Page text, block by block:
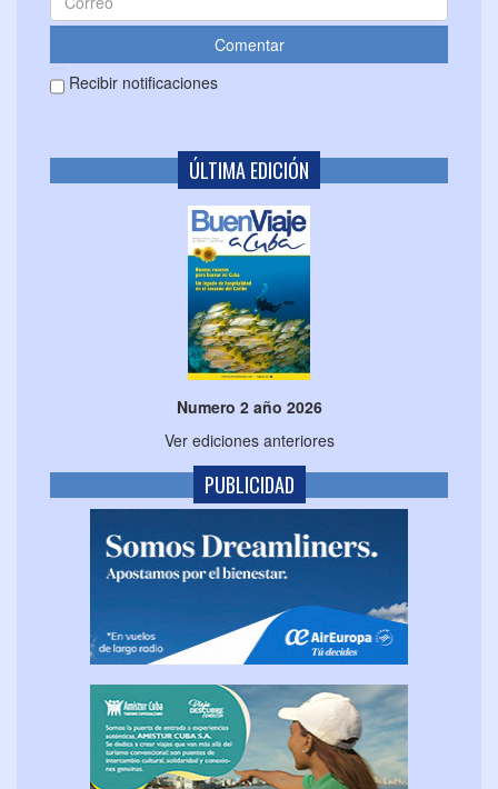
Me interesa un viaje turístico a Portugal, cómo puedo
comprarlo
El 9 de Septiembre de 2019 a las 11:20 Nathalie
comentó:
El 9 de Septiembre de 2019 a las 11:20 Nathalie
Me interesa saber el precio del paquete
El 8 de Septiembre de 2019 a las 15:26 Gladys Yeisis
Mejias González comentó:
Esperando respuesta
El 8 de Septiembre de 2019 a las 15:26 Gladys Yeisis
Mejias González comentó:
Me intereso por un paquete turístico a Portugal, como lo
Recibir notificaciones
ÚLTIMA EDICIÓN
Numero 2 año 2026
Ver ediciones anteriores
PUBLICIDAD